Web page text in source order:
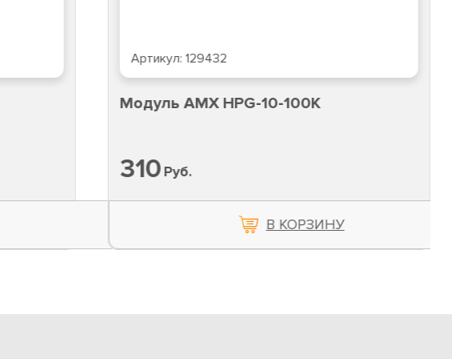
Артикул: 129432
Модуль AMX HPG-10-100K
310Руб.
В КОРЗИНУ